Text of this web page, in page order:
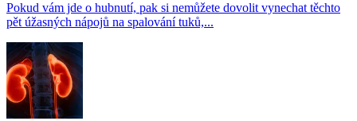
Pokud vám jde o hubnutí, pak si nemůžete dovolit vynechat těchto
pět úžasných nápojů na spalování tuků,...